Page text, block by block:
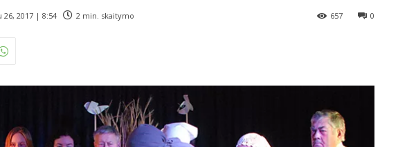
26, 2017 | 8:54 2 min. skaitymo 0
657